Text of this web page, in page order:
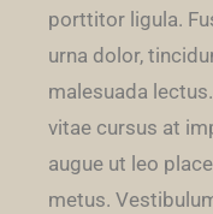
porttitor ligula.
urna dolor,
malesuada
vitae cursus at
augue ut leo
metus.